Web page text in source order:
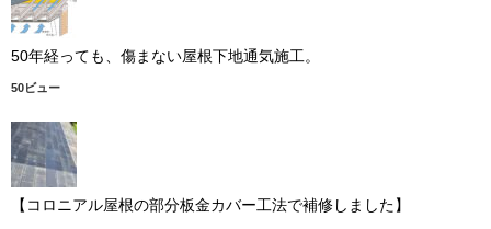
50年経っても、傷まない屋根下地通気施工。
50ビュー
【コロニアル屋根の部分板金カバー工法で補修しました】